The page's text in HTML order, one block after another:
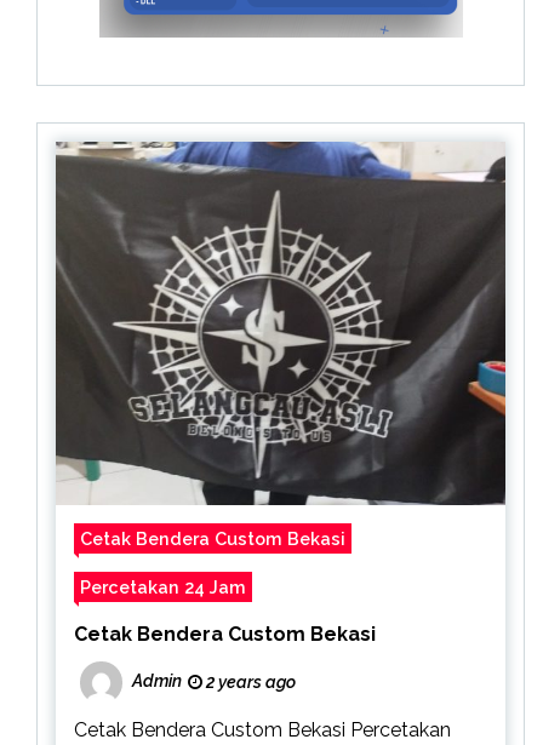
Cetak Bendera Custom Bekasi
Percetakan 24 Jam
Cetak Bendera Custom Bekasi
Admin 2 years ago
Cetak Bendera Custom Bekasi Percetakan